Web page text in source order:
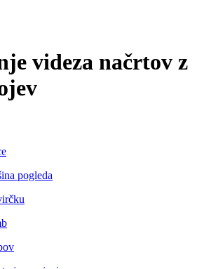
videza načrtov z
pogleda